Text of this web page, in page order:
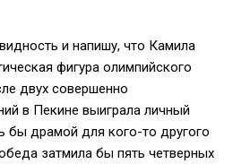
и напишу, что Камила
фигура олимпийского
двух совершенно
в Пекине выиграла личный
бы драмой для кого-то другого
затмила бы пять четверных